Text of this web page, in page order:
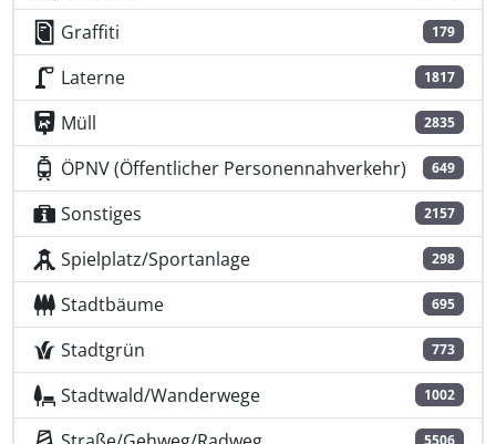
Graffiti 179
Laterne 1817
Müll 2835
ÖPNV (Öffentlicher Personennahverkehr) 649
Sonstiges 2157
Spielplatz/Sportanlage 298
Stadtbäume 695
Stadtgrün 773
Stadtwald/Wanderwege 1002
5506